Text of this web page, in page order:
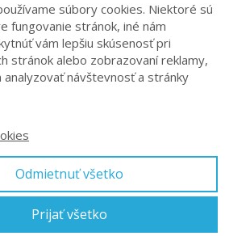
budú použité len na účely vyriešenia vášho
Hore
súbory cookies. Niektoré sú
fungovanie stránok, iné nám
vám lepšiu skúsenosť pri
stránok alebo zobrazovaní reklamy,
analyzovať návštevnosť a stránky
Odmietnuť všetko
Prijať všetko